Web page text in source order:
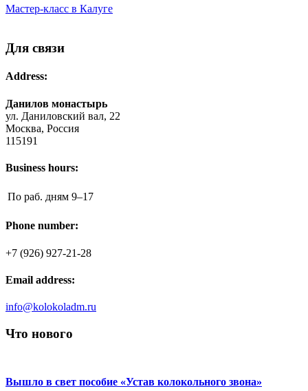
Мастер-класс в Калуге
Для связи
Address:
Данилов монастырь
ул. Даниловский вал, 22
Москва, Россия
115191
Business hours:
По раб. дням 9–17
Phone number:
+7 (926) 927-21-28
Email address:
info@kolokoladm.ru
Что нового
Вышло в свет пособие «Устав колокольного звона»